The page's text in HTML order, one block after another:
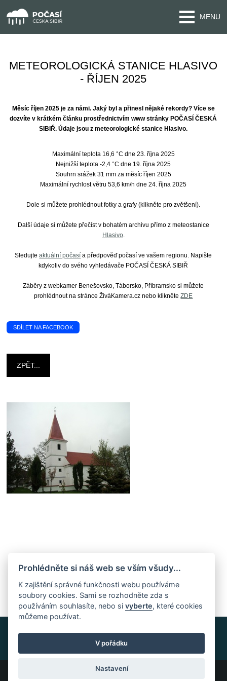
MENU
METEOROLOGICKÁ STANICE HLASIVO
- ŘÍJEN 2025
Měsíc říjen 2025 je za námi. Jaký byl a přinesl nějaké rekordy? Více se
dozvíte v krátkém článku prostřednictvím www stránky POČASÍ ČESKÁ
SIBIŘ. Údaje jsou z meteorologické stanice Hlasivo.
Maximální teplota 16,6 °C dne 23. října 2025
Nejnižší teplota -2,4 °C dne 19. října 2025
Souhrn srážek 31 mm za měsíc říjen 2025
Maximální rychlost větru 53,6 km/h dne 24. října 2025
Dole si můžete prohlédnout fotky a grafy (klikněte pro zvětšení).
Další údaje si můžete přečíst v bohatém archivu přímo z meteostanice
Hlasivo.
Sledujteaktuální počasí a předpověď počasí ve vašem regionu. Napište
kdykoliv do svého vyhledávače POČASÍ ČESKÁ SIBIŘ
Záběry z webkamer Benešovsko, Táborsko, Příbramsko si můžete
prohlédnout na stránce ŽiváKamera.cz nebo klikněteZDE
SDÍLET NA FACEBOOK
ZPĚT...
Prohlédněte si náš web se vším všudy...
K zajištění správné funkčnosti webu používáme
soubory cookies. Sami se rozhodněte zda s
používáním souhlasíte, nebo si vyberte, které cookies
můžeme používat.
V pořádku
Nastavení